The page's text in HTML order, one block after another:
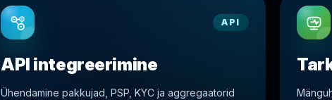
API
API integreerimine
Ühendamine pakkujad, PSP, KYC ja aggregaatorid